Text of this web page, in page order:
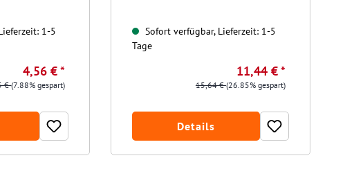
1-5
4,56 € *
€(7.88% gespart)
Sofort verfügbar, Lieferzeit: 1-5
Tage
11,44 € *
15,64 €(26.85% gespart)
Details